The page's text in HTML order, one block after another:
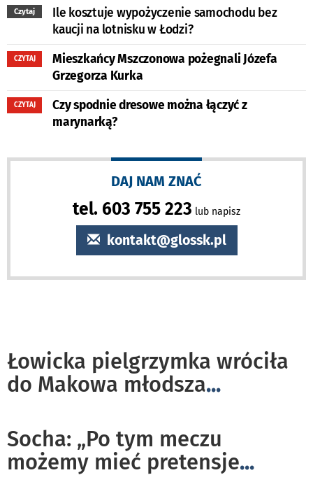
Czytaj
Ile kosztuje wypożyczenie samochodu bez
kaucji na lotnisku w Łodzi?
CZYTAJ
Mieszkańcy Mszczonowa pożegnali Józefa
Grzegorza Kurka
CZYTAJ
Czy spodnie dresowe można łączyć z
marynarką?
DAJ NAM ZNAĆ
tel. 603 755 223 lub napisz
kontakt@glossk.pl
Łowicka pielgrzymka wróciła
do Makowa młodsza...
Socha: „Po tym meczu
możemy mieć pretensje...